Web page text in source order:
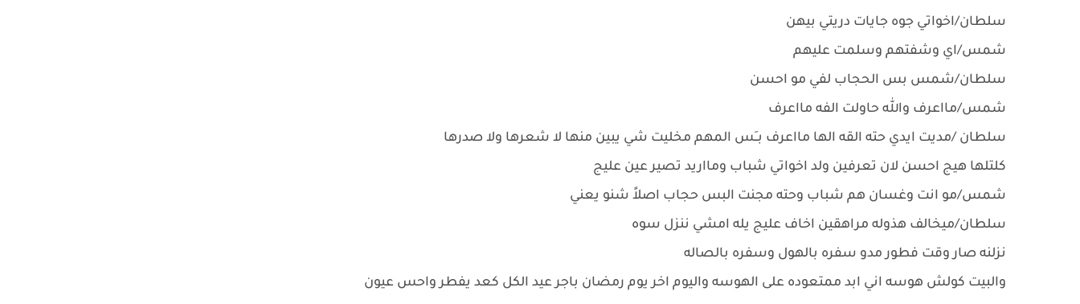
سلطان/اخواتي جوه جايات دريتي بيهن
شمس/اي وشفتهم وسلمت عليهم
سلطان/شمس بس الحجاب لفي مو احسن
شمس/مااعرف والله حاولت الفه مااعرف
سلطان /مديت ايدي حته القه الها مااعرف بــَس المهم مخليت شي يبين منها لا شعرها ولا صدرها
كلتلها هيج احسن لان تعرفين ولد اخواتي شباب ومااريد تصير عين عليج
شمس/مو انت وغسان هم شباب وحته مجنت البس حجاب اصلاً شنو يعني
سلطان/ميخالف هذوله مراهقين اخاف عليج يله امشي ننزل سوه
نزلنه صار وقت فطور مدو سفره بالهول وسفره بالصاله
والبيت كولش هوسه اني ابد ممتعوده على الهوسه واليوم اخر يوم رمضان باجر عيد الكل كعد يفطر واحس عيون